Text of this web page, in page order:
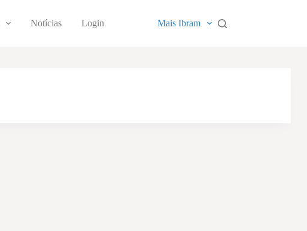
Notícias Login Mais Ibram